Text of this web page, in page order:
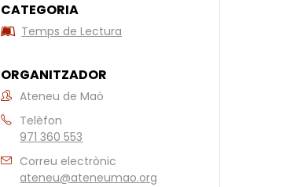
CATEGORIA
Temps de Lectura
ORGANITZADOR
Ateneu de Maó
Telèfon
971 360 553
Correu electrònic
ateneu@ateneumao.org